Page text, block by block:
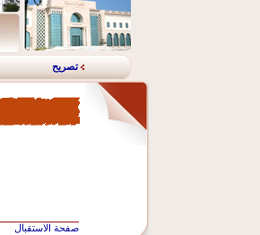
تصريح
صفحة الاستقبال